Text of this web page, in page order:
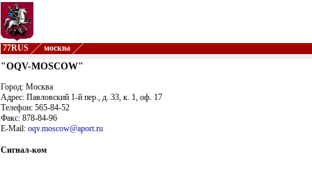
77RUS москва
"OQV-MOSCOW"
Город: Москва
Адрес: Павловский 1-й пер., д. 33, к. 1, оф. 17
Телефон: 565-84-52
Факс: 878-84-96
E-Mail: oqv.moscow@aport.ru
Сигнал-ком